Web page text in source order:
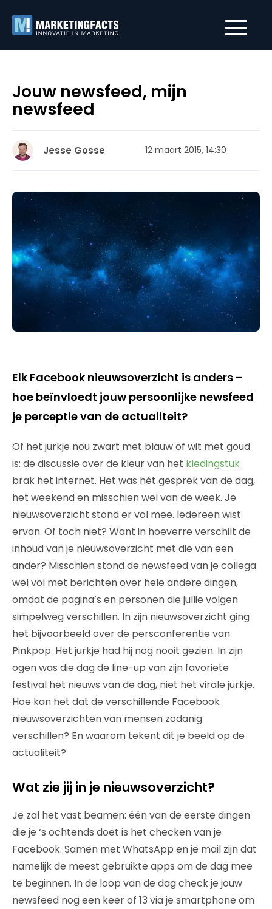
Jouw newsfeed, mijn
newsfeed
Jesse Gosse 12 maart 2015, 14:30
Elk Facebook nieuwsoverzicht is anders –
hoe beïnvloedt jouw persoonlijke newsfeed
je perceptie van de actualiteit?
Of het jurkje nou zwart met blauw of wit met goud
is: de discussie over de kleur van het kledingstuk
brak het internet. Het was hét gesprek van de dag,
het weekend en misschien wel van de week. Je
nieuwsoverzicht stond er vol mee. Iedereen wist
ervan. Of toch niet? Want in hoeverre verschilt de
inhoud van je nieuwsoverzicht met die van een
ander? Misschien stond de newsfeed van je collega
wel vol met berichten over hele andere dingen,
omdat de pagina’s en personen die jullie volgen
simpelweg verschillen. In zijn nieuwsoverzicht ging
het bijvoorbeeld over de persconferentie van
Pinkpop. Het jurkje had hij nog nooit gezien. In zijn
ogen was die dag de line-up van zijn favoriete
festival het nieuws van de dag, niet het virale jurkje.
Hoe kan het dat de verschillende Facebook
nieuwsoverzichten van mensen zodanig
verschillen? En waarom tekent dit je beeld op de
actualiteit?
Wat zie jij in je nieuwsoverzicht?
Je zal het vast beamen: één van de eerste dingen
die je ‘s ochtends doet is het checken van je
Facebook. Samen met WhatsApp en je mail zijn dat
namelijk de meest gebruikte apps om de dag mee
te beginnen. In de loop van de dag check je jouw
newsfeed nog een keer of 13 via je smartphone om